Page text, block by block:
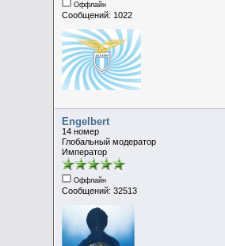
Оффлайн
Сообщений: 1022
Engelbert
14 номер
Глобальный модератор
Император
Оффлайн
Сообщений: 32513